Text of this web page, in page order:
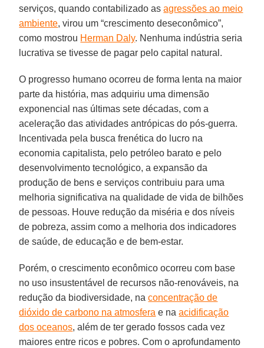
serviços, quando contabilizado asagressões ao meio
ambiente, virou um “crescimento deseconômico”,
como mostrou Herman Daly. Nenhuma indústria seria
lucrativa se tivesse de pagar pelo capital natural.
O progresso humano ocorreu de forma lenta na maior
parte da história, mas adquiriu uma dimensão
exponencial nas últimas sete décadas, com a
aceleração das atividades antrópicas do pós-guerra.
Incentivada pela busca frenética do lucro na
economia capitalista, pelo petróleo barato e pelo
desenvolvimento tecnológico, a expansão da
produção de bens e serviços contribuiu para uma
melhoria significativa na qualidade de vida de bilhões
de pessoas. Houve redução da miséria e dos níveis
de pobreza, assim como a melhoria dos indicadores
de saúde, de educação e de bem-estar.
Porém, o crescimento econômico ocorreu com base
no uso insustentável de recursos não-renováveis, na
redução da biodiversidade, naconcentração de
dióxido de carbono na atmosfera e naacidificação
dos oceanos, além de ter gerado fossos cada vez
maiores entre ricos e pobres. Com o aprofundamento